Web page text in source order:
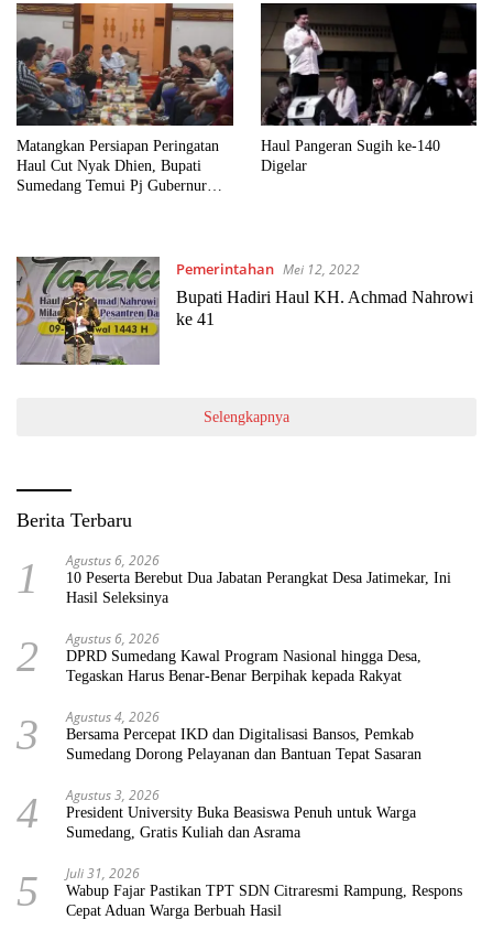
Matangkan Persiapan Peringatan
Haul Cut Nyak Dhien, Bupati
Sumedang Temui Pj Gubernur
Haul Pangeran Sugih ke-140
Digelar
Pemerintahan Mei 12, 2022
Bupati Hadiri Haul KH. Achmad Nahrowi
ke 41
Selengkapnya
Berita Terbaru
1 Agustus 6, 2026
10 Peserta Berebut Dua Jabatan Perangkat Desa Jatimekar, Ini
Hasil Seleksinya
2 Agustus 6, 2026
DPRD Sumedang Kawal Program Nasional hingga Desa,
Tegaskan Harus Benar-Benar Berpihak kepada Rakyat
3 Agustus 4, 2026
Bersama Percepat IKD dan Digitalisasi Bansos, Pemkab
Sumedang Dorong Pelayanan dan Bantuan Tepat Sasaran
4 Agustus 3, 2026
President University Buka Beasiswa Penuh untuk Warga
Sumedang, Gratis Kuliah dan Asrama
5 Juli 31, 2026
Wabup Fajar Pastikan TPT SDN Citraresmi Rampung, Respons
Cepat Aduan Warga Berbuah Hasil